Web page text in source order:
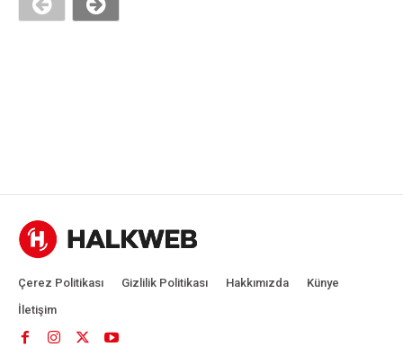
Çerez Politikası Gizlilik Politikası Hakkımızda
Künye
İletişim